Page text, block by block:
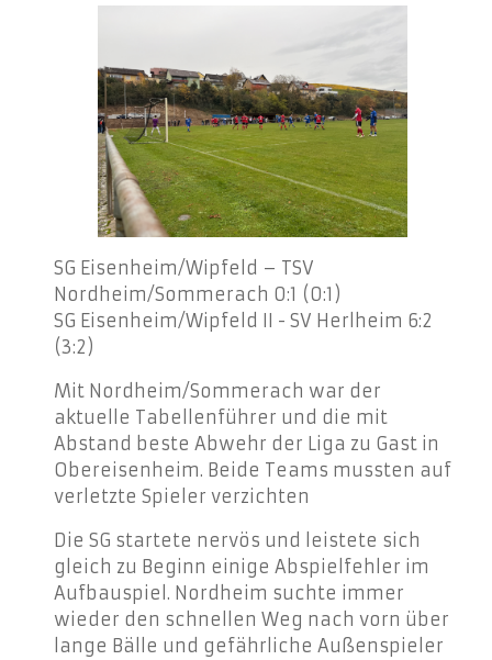
SG Eisenheim/Wipfeld – TSV
Nordheim/Sommerach 0:1 (0:1)
SG Eisenheim/Wipfeld II - SV Herlheim 6:2
(3:2)
Mit Nordheim/Sommerach war der
aktuelle Tabellenführer und die mit
Abstand beste Abwehr der Liga zu Gast in
Obereisenheim. Beide Teams mussten auf
verletzte Spieler verzichten
Die SG startete nervös und leistete sich
gleich zu Beginn einige Abspielfehler im
Aufbauspiel. Nordheim suchte immer
wieder den schnellen Weg nach vorn über
lange Bälle und gefährliche Außenspieler